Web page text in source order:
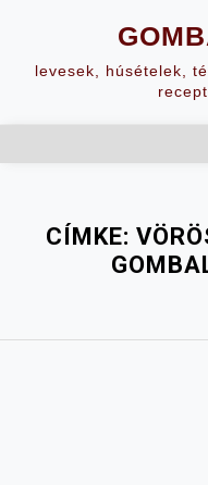
contentlevesek, húsételek,
CÍMKE: